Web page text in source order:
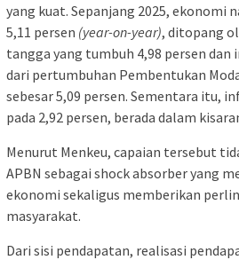
yang kuat. Sepanjang 2025, ekonomi
5,11 persen (year-on-year), ditopang
tangga yang tumbuh 4,98 persen
dari pertumbuhan Pembentukan
sebesar 5,09 persen. Sementara itu,
pada 2,92 persen, berada dalam
Menurut Menkeu, capaian tersebut
APBN sebagai shock absorber yang
ekonomi sekaligus memberikan
masyarakat.
Dari sisi pendapatan, realisasi